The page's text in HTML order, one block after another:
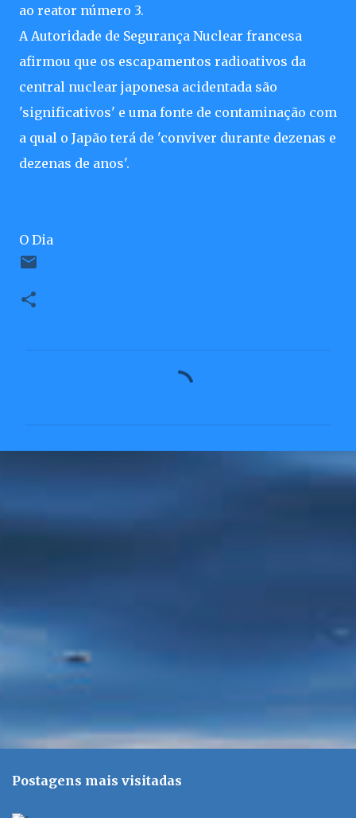
ao reator número 3.
A Autoridade de Segurança Nuclear francesa
afirmou que os escapamentos radioativos da
central nuclear japonesa acidentada são
'significativos' e uma fonte de contaminação com
a qual o Japão terá de 'conviver durante dezenas e
dezenas de anos'.
O Dia
Postagens mais visitadas